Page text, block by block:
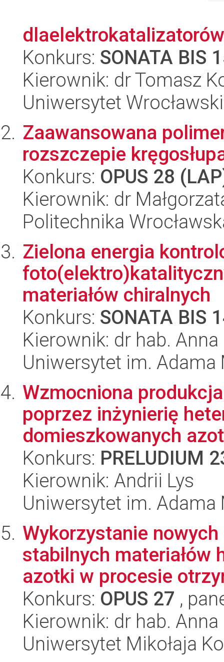
Konkurs: SONATA BIS
Kierownik: dr Tomasz
Uniwersytet Wrocławski
Zaawansowana
rozszczepie
Konkurs: OPUS 28
Kierownik: dr
Politechnika
Zielona energia
materiałów chiralnych
Konkurs: SONATA BIS
Kierownik: dr hab.
Uniwersytet im.
Wzmocniona
poprzez inżynierię
domieszkowanych
Konkurs: PRELUDIUM
Kierownik: Andrii Lys
Uniwersytet im.
Wykorzystanie
stabilnych materiałów
azotki w procesie
Konkurs: OPUS 27 ,
Kierownik: dr hab.
Uniwersytet Mikołaja